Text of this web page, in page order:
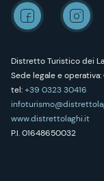
Distretto Turistico dei
Sede legale e
tel:+39 0323 30416
www.distrettolaghi.it
P.I. 01648650032